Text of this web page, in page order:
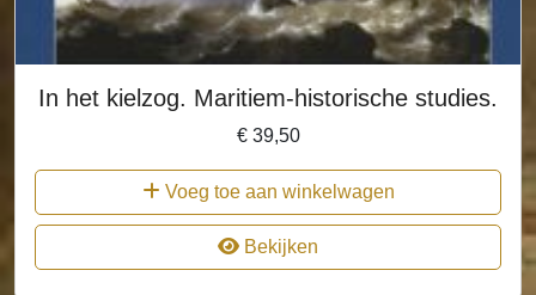
In het kielzog. Maritiem-historische studies.
€39,50
Voeg toe aan winkelwagen
Bekijken